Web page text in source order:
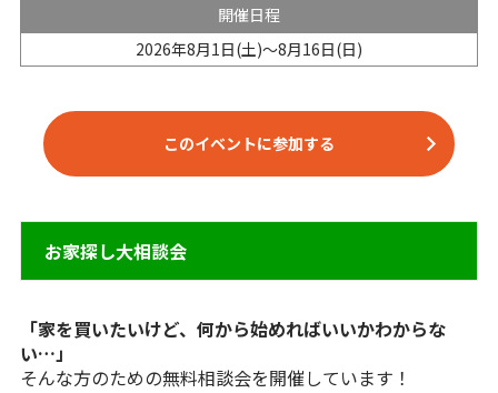
開催日程
2026年8月1日(土)～8月16日(日)
このイベントに参加する
お家探し大相談会
「家を買いたいけど、何から始めればいいかわからな
い…」
そんな方のための無料相談会を開催しています！